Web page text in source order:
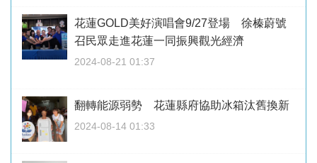
花蓮GOLD美好演唱會9/27登場 徐榛蔚號
召民眾走進花蓮一同振興觀光經濟
2024-08-21 01:37
翻轉能源弱勢 花蓮縣府協助冰箱汰舊換新
2024-08-14 01:33